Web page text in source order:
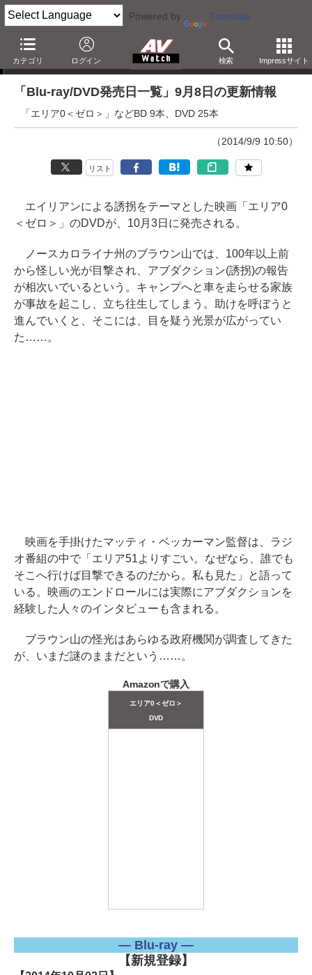
Powered by Translate
カテゴリ ログイン 検索 Impressサイト
「Blu-ray発売日一覧」の更新情報
「Blu-ray/DVD発売日一覧」9月8日の更新情報
「エリア0＜ゼロ＞」などBD 9本、DVD 25本
（2014/9/9 10:50）
リスト
エイリアンによる誘拐をテーマとした映画「エリア0
＜ゼロ＞」のDVDが、10月3日に発売される。
ノースカロライナ州のブラウン山では、100年以上前
から怪しい光が目撃され、アブダクション(誘拐)の報告
が相次いでいるという。キャンプへと車を走らせる家族
が事故を起こし、立ち往生してしまう。助けを呼ぼうと
進んでいくと、そこには、目を疑う光景が広がってい
た……。
映画を手掛けたマッティ・ベッカーマン監督は、ラジ
オ番組の中で「エリア51よりすごい。なぜなら、誰でも
そこへ行けば目撃できるのだから。私も見た」と語って
いる。映画のエンドロールには実際にアブダクションを
経験した人々のインタビューも含まれる。
ブラウン山の怪光はあらゆる政府機関が調査してきた
が、いまだ謎のままだという……。
Amazonで購入
エリア0＜ゼロ＞
DVD
― Blu-ray ―
【新規登録】